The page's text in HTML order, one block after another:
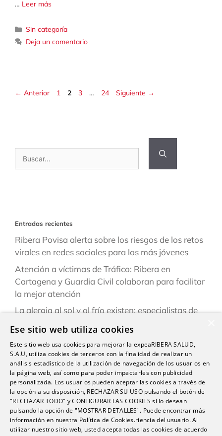
… Leer más
Categorías
Sin categoría
Deja un comentario
← Anterior Página
1 Página
2 Página
3 … Página
24 Siguiente →
Entradas recientes
Ribera Povisa alerta sobre los riesgos de los retos
virales en redes sociales para los más jóvenes
Atención a víctimas de Tráfico: Ribera en
Cartagena y Guardia Civil colaboran para facilitar
la mejor atención
La alergia al sol y al frío existen: especialistas de
este verano
“Una persona puede estar infestada y contagiar a
otras durante semanas antes de darse cuenta de
que tiene sarna”
Ardor, hinchazón o dolor abdominal: los síntomas
del sistema Digestivo que no siempre son
inofensivos
Ese sitio web utiliza cookies
Este sitio web usa cookies para mejorar la expeaRIBERA SALUD,
S.A.U, utiliza cookies de terceros con la finalidad de realizar un
análisis estadístico de la utilización de navegación de los usuarios en
la página web, así como para poder impactarles con publicidad
personalizada. Los usuarios pueden aceptar las cookies a través de
la opción a su disposición, RECHAZAR SU USO pulsando el botón de
"RECHAZAR TODO" y CONFIGURAR LAS COOKIES si lo desean
pulsando la opción de "MOSTRAR DETALLES". Puede encontrar más
información en nuestra Política de Cookies.riencia del usuario. Al
utilizar nuestro sitio web, usted acepta todas las cookies de acuerdo